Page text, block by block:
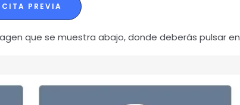
CITA PREVIA
que se muestra abajo, donde deberás pulsar en